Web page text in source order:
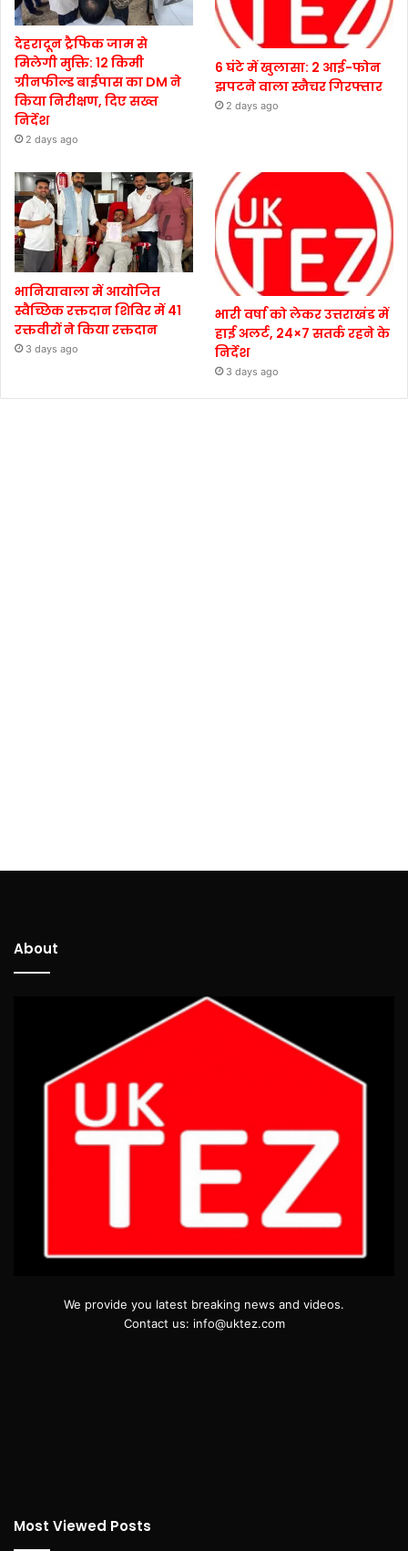
देहरादून ट्रैफिक जाम से
मिलेगी मुक्ति: 12 किमी
ग्रीनफील्ड बाईपास का DM ने
किया निरीक्षण, दिए सख्त
निर्देश
2 days ago
6 घंटे में खुलासा: 2 आई-फोन
झपटने वाला स्नैचर गिरफ्तार
2 days ago
भानियावाला में आयोजित
स्वैच्छिक रक्तदान शिविर में 41
रक्तवीरों ने किया रक्तदान
3 days ago
भारी वर्षा को लेकर उत्तराखंड में
हाई अलर्ट, 24×7 सतर्क रहने के
निर्देश
3 days ago
About
We provide you latest breaking news and videos.
Contact us: info@uktez.com
Most Viewed Posts